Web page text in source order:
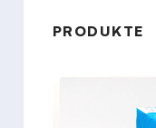
PRODUKTE